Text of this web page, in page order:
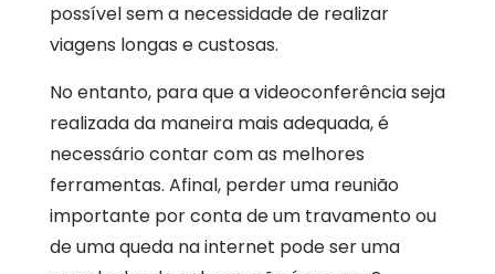
possível sem a necessidade de realizar
viagens longas e custosas.
No entanto, para que a videoconferência seja
realizada da maneira mais adequada, é
necessário contar com as melhores
ferramentas. Afinal, perder uma reunião
importante por conta de um travamento ou
de uma queda na internet pode ser uma